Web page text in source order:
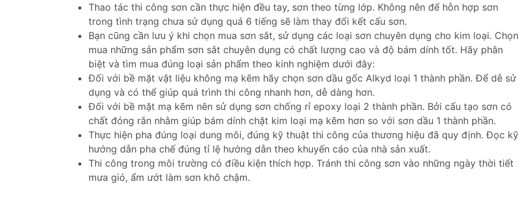
Thao tác thi công sơn cần thực hiện đều tay, sơn theo từng lớp. Không nên để hỗn hợp sơn
trong tình trạng chưa sử dụng quá 6 tiếng sẽ làm thay đổi kết cấu sơn.
Bạn cũng cần lưu ý khi chọn mua sơn sắt, sử dụng các loại sơn chuyên dụng cho kim loại. Chọn
mua những sản phẩm sơn sắt chuyên dụng có chất lượng cao và độ bám dính tốt. Hãy phân
biệt và tìm mua đúng loại sản phẩm theo kinh nghiệm dưới đây:
Đối với bề mặt vật liệu không mạ kẽm hãy chọn sơn dầu gốc Alkyd loại 1 thành phần. Để dễ sử
dụng và có thể giúp quá trình thi công nhanh hơn, dễ dàng hơn.
Đối với bề mặt mạ kẽm nên sử dụng sơn chống rỉ epoxy loại 2 thành phần. Bởi cấu tạo sơn có
chất đóng rắn nhằm giúp bám dính chặt kim loại mạ kẽm hơn so với sơn dầu 1 thành phần.
Thực hiện pha đúng loại dung môi, đúng kỹ thuật thi công của thương hiệu đã quy định. Đọc kỹ
hướng dẫn pha chế đúng tỉ lệ hướng dẫn theo khuyến cáo của nhà sản xuất.
Thi công trong môi trường có điều kiện thích hợp. Tránh thi công sơn vào những ngày thời tiết
mưa gió, ẩm ướt làm sơn khô chậm.